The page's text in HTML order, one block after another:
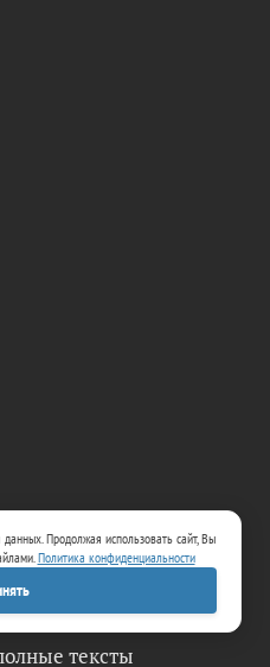
библиотека.
тексты
Продолжая использовать сайт, Вы
Политика конфиденциальности